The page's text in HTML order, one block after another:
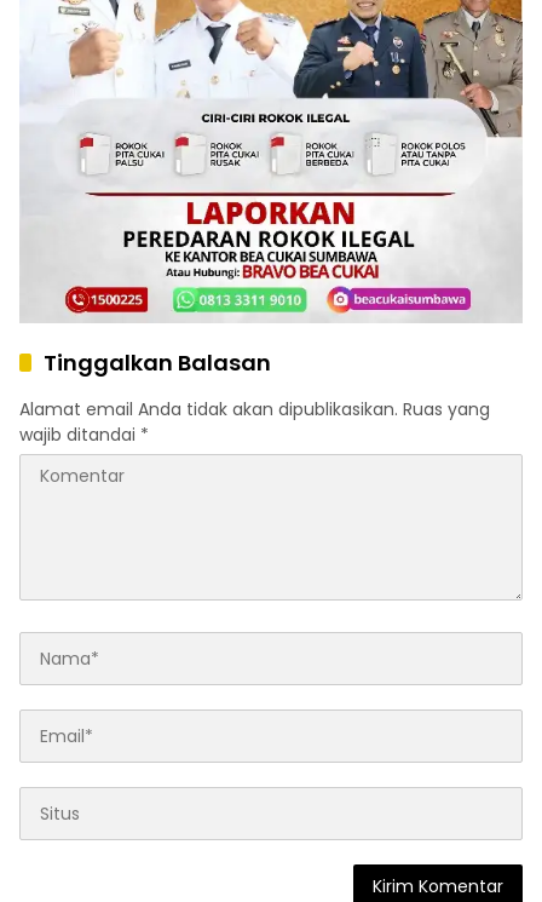
Tinggalkan Balasan
Alamat email Anda tidak akan dipublikasikan. Ruas yang
wajib ditandai *